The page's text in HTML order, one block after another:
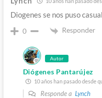
Diogenes se nos puso
0 Responder
Autor
Diógenes Pantarújez
10 años han pasado desde
Responde a Lynch